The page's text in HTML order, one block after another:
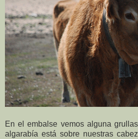
En el embalse vemos alguna
algarabía está sobre nuestras